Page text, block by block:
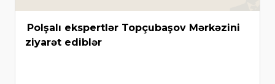
Polşalı ekspertlər Topçubaşov Mərkəzini
ziyarət ediblər